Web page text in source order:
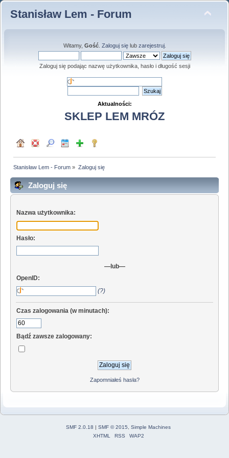
Stanisław Lem - Forum
Witamy, Gość. Zaloguj sięlub zarejestruj.
Zaloguj się podając nazwę użytkownika, hasło i długość sesji
Aktualności:
SKLEP LEM MRÓZ
Stanisław Lem - Forum » Zaloguj się
Zaloguj się
Nazwa użytkownika:
Hasło:
—lub—
OpenID:
(?)
Czas zalogowania (w minutach):
Bądź zawsze zalogowany:
Zapomniałeś hasła?
SMF 2.0.18 SMF © 2015, Simple Machines
XHTML
RSS WAP2